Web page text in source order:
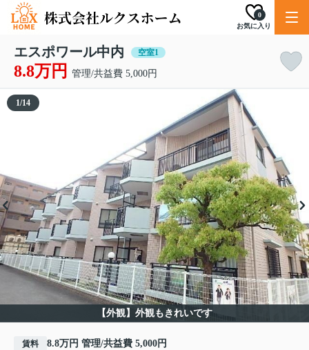
お気に入り
0
エスポワール中内 空室1
8.8万円 管理/共益費 5,000円
【外観】外観もきれいです
1/14
賃料 8.8万円 管理/共益費 5,000円